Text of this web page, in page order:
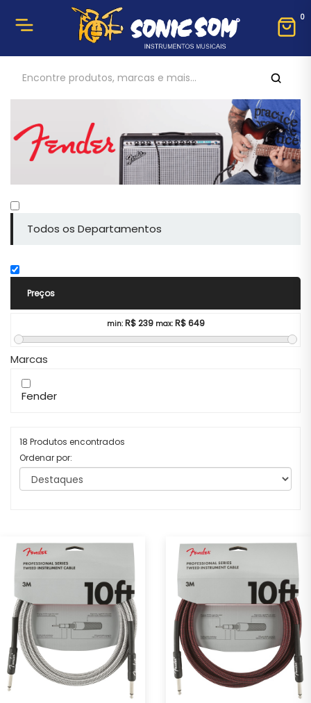
0
Todos os Departamentos
Preços
min: R$239 max: R$649
Marcas
Fender
18 Produtos encontrados
Ordenar por: